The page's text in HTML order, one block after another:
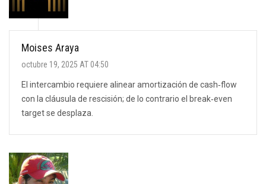
Moises Araya
octubre 19, 2025 AT 04:50
El intercambio requiere alinear amortización de cash‑flow
con la cláusula de rescisión; de lo contrario el break‑even
target se desplaza.